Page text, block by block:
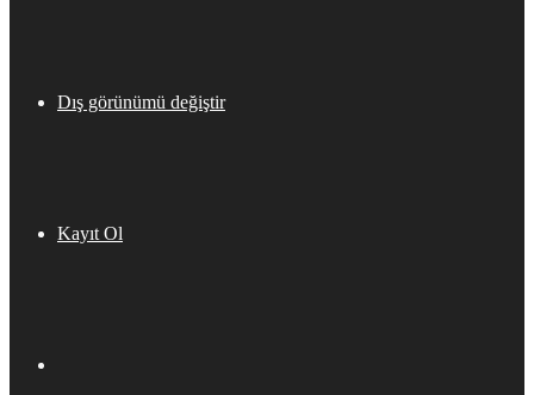
Dış görünümü değiştir
Kayıt Ol